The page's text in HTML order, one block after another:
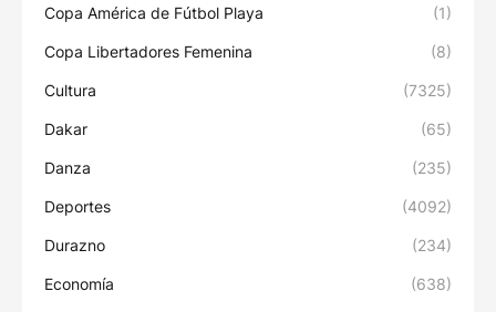
Copa América de Fútbol Playa (1)
Copa Libertadores Femenina (8)
Cultura (7325)
Dakar (65)
Danza (235)
Deportes (4092)
Durazno (234)
Economía (638)